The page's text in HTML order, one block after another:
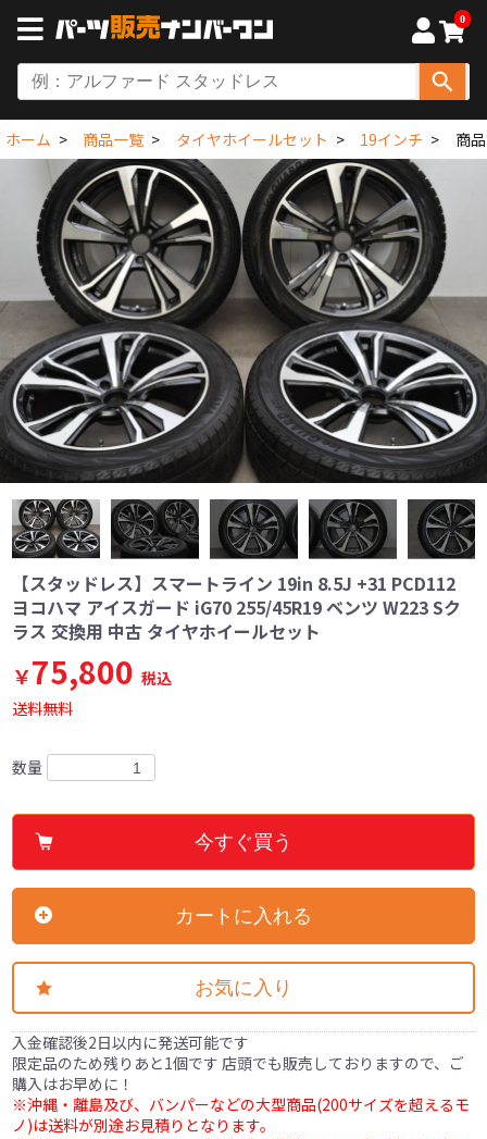
0
ホーム 商品一覧 タイヤホイールセット 19インチ 商
【スタッドレス】スマートライン 19in 8.5J +31 PCD112
ヨコハマ アイスガード iG70 255/45R19 ベンツ W223 Sク
ラス 交換用 中古 タイヤホイールセット
￥75,800 税込
送料無料
数量
今すぐ買う
カートに入れる
お気に入り
入金確認後2日以内に発送可能です
限定品のため残りあと1個です 店頭でも販売しておりますので、ご
購入はお早めに！
※沖縄・離島及び、バンパーなどの大型商品(200サイズを超えるモ
ノ)は送料が別途お見積りとなります。